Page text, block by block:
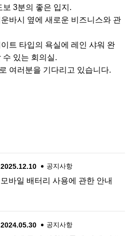
3분의 좋은 입지.
바시 옆에 새로운 비즈니스와 관
트 타입의 욕실에 레인 샤워 완
수 있는 회의실.
여러분을 기다리고 있습니다.
2025.12.10 공지사항
모바일 배터리 사용에 관한 안내
2024.05.30 공지사항